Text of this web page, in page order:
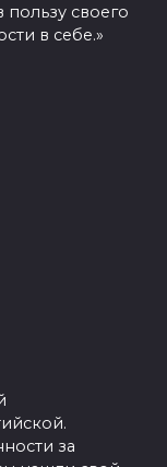
своего
в себе.»
за